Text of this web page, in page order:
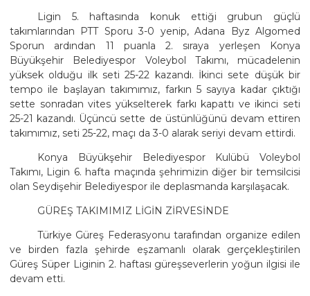
Ligin 5. haftasında konuk ettiği grubun güçlü
takımlarından PTT Sporu 3-0 yenip, Adana Byz Algomed
Sporun ardından 11 puanla 2. sıraya yerleşen Konya
Büyükşehir Belediyespor Voleybol Takımı, mücadelenin
yüksek olduğu ilk seti 25-22 kazandı. İkinci sete düşük bir
tempo ile başlayan takımımız, farkın 5 sayıya kadar çıktığı
sette sonradan vites yükselterek farkı kapattı ve ikinci seti
25-21 kazandı. Üçüncü sette de üstünlüğünü devam ettiren
takımımız, seti 25-22, maçı da 3-0 alarak seriyi devam ettirdi.
Konya Büyükşehir Belediyespor Kulübü Voleybol
Takımı, Ligin 6. hafta maçında şehrimizin diğer bir temsilcisi
olan Seydişehir Belediyespor ile deplasmanda karşılaşacak.
GÜREŞ TAKIMIMIZ LİGİN ZİRVESİNDE
Türkiye Güreş Federasyonu tarafından organize edilen
ve birden fazla şehirde eşzamanlı olarak gerçekleştirilen
Güreş Süper Liginin 2. haftası güreşseverlerin yoğun ilgisi ile
devam etti.